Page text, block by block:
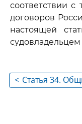
соответствии
договоров
настоящей
< Статья 34.